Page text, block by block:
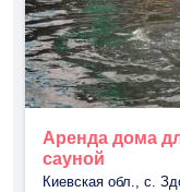
Аренда дома
сауной
Киевская обл., с.